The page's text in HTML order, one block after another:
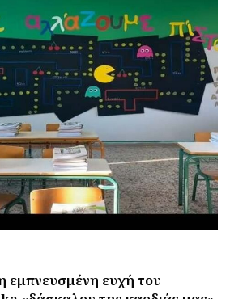
εμπνευσμένη ευχή του